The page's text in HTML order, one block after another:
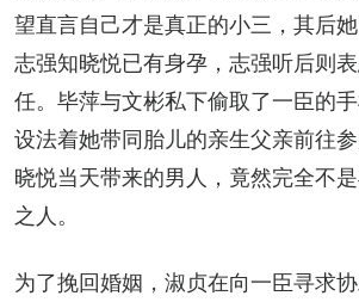
望直言自己才是真正的小三，其后
志强知晓悦已有身孕，志强听后则
任。毕萍与文彬私下偷取了一臣的手
设法着她带同胎儿的亲生父亲前往
晓悦当天带来的男人，竟然完全不
之人。
为了挽回婚姻，淑贞在向一臣寻求